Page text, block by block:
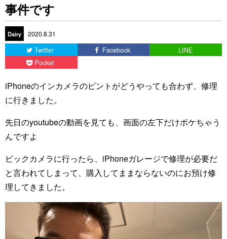
事件です
Dairy 2020.8.31
Twitter Facebook
LINE
Pocket
iPhoneのインカメラのピントがどうやっても合わず、修理
に行きました。
先日のyoutubeの動画を見ても、画面の左下だけボケちゃう
んですよ
ビックカメラに行ったら、iPhoneガレージで修理が必要だ
と言われてしまって、購入してままならないのにお預け修
理してきました。